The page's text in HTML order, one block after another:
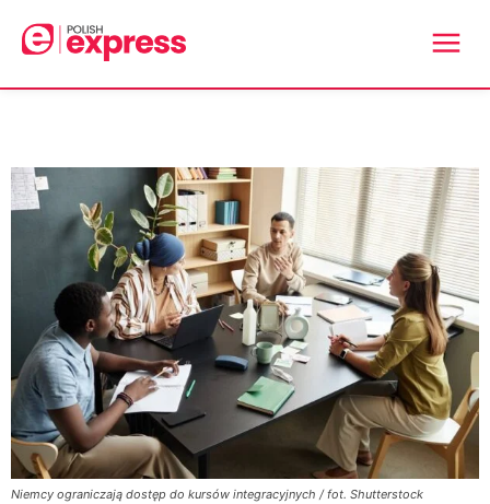
Niemcy ograniczają dostęp do kursów integracyjnych / fot. Shutterstock